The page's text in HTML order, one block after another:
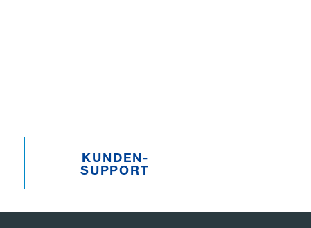
KUNDEN­­
SUPPORT